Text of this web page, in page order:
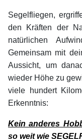
Segelfliegen,
den Kräften der
natürlichen
Gemeinsam mit
Aussicht, um
wieder Höhe zu
viele hundert
Erkenntnis:
Kein anderes
so weit wie